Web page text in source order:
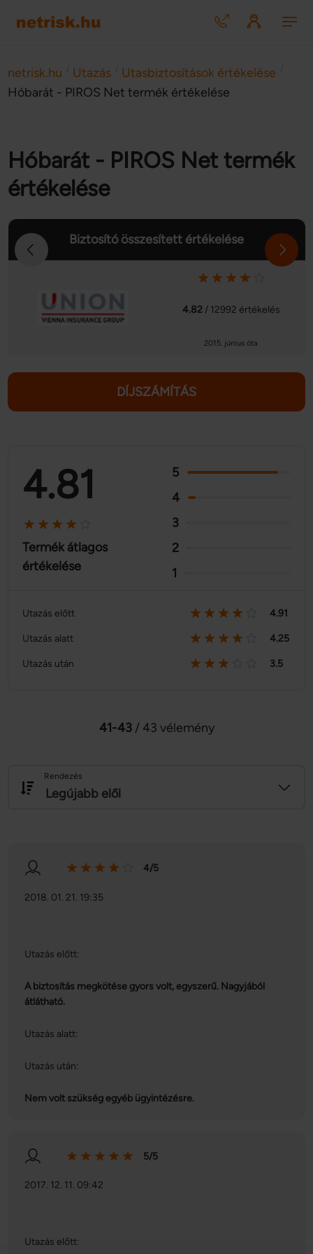
netrisk.hu Utazás Utasbiztosítások értékelése
Hóbarát - PIROS Net termék értékelése
Hóbarát - PIROS Net termék
értékelése
Biztosító összesített értékelése
4.82/ 12992 értékelés
2015. június óta
DÍJSZÁMÍTÁS
4.81
Termék átlagos
értékelése
5
4
3
2
1
Utazás előtt 4.91
Utazás alatt 4.25
Utazás után 3.5
41-43/ 43 vélemény
Legújabb elől
Rendezés
4/5
2018. 01. 21. 19:35
Utazás előtt:
A biztosítás megkötése gyors volt, egyszerű. Nagyjából
átlátható.
Utazás alatt:
Utazás után:
Nem volt szükség egyéb ügyintézésre.
5/5
2017. 12. 11. 09:42
Utazás előtt: